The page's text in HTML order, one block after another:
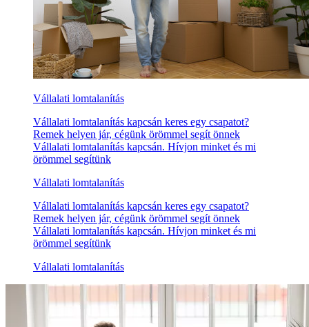
Vállalati lomtalanítás
Vállalati lomtalanítás kapcsán keres egy csapatot?
Remek helyen jár, cégünk örömmel segít önnek
Vállalati lomtalanítás kapcsán. Hívjon minket és mi
örömmel segítünk
Vállalati lomtalanítás
Vállalati lomtalanítás kapcsán keres egy csapatot?
Remek helyen jár, cégünk örömmel segít önnek
Vállalati lomtalanítás kapcsán. Hívjon minket és mi
örömmel segítünk
Vállalati lomtalanítás